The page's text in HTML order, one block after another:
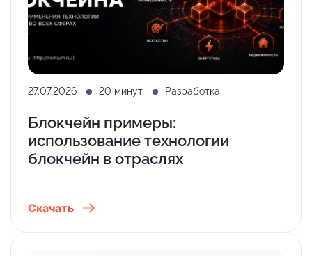
27.07.2026 20 минут Разработка
Блокчейн примеры:
использование технологии
блокчейн в отраслях
Скачать